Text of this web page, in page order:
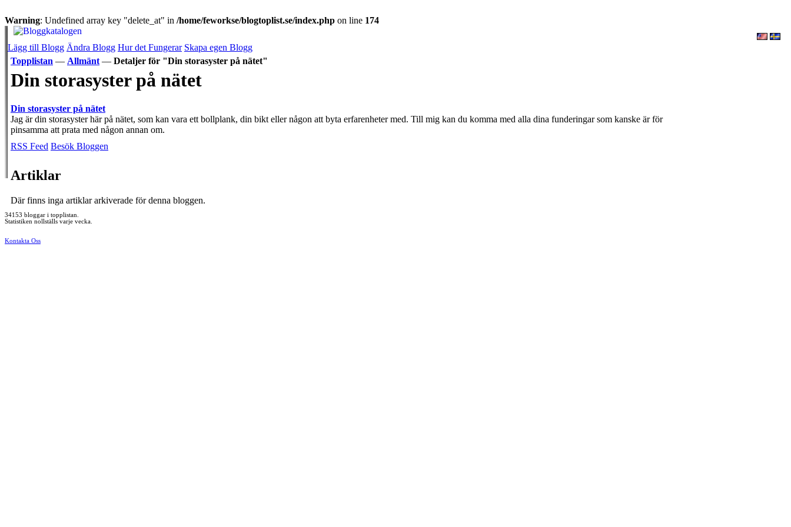
Warning: Undefined array key "delete_at" in /home/feworkse/blogtoplist.se/index.php on line 174
Lägg till Blogg Ändra Blogg Hur det Fungerar Skapa egen Blogg
Topplistan — Allmänt — Detaljer för "Din storasyster på nätet"
Din storasyster på nätet
Din storasyster på nätet
Jag är din storasyster här på nätet, som kan vara ett bollplank, din bikt eller någon att byta erfarenheter med. Till mig kan du komma med alla dina funderingar som kanske är för
pinsamma att prata med någon annan om.
RSS Feed Besök Bloggen
Artiklar
Där finns inga artiklar arkiverade för denna bloggen.
34153 bloggar i topplistan.
Statistiken nollställs varje vecka.
Kontakta Oss